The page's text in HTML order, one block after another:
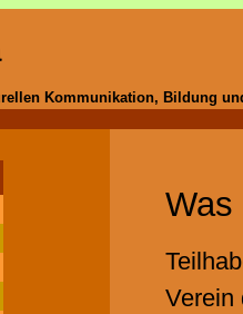
Kommunikation, Bildung
Was
Verein